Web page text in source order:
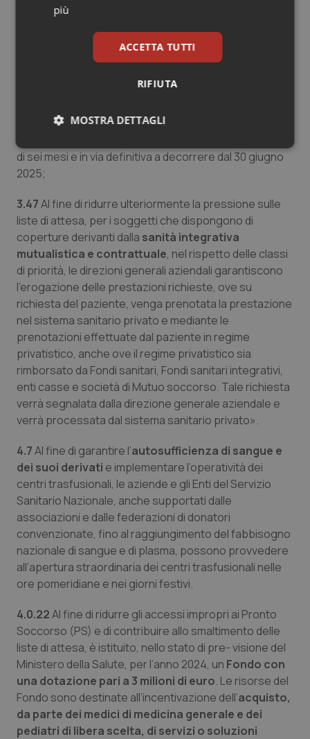
indicazioni cliniche attraverso l’utilizzo della
l’aggiornamento delle Linee guida del Ministero della
salute entro il 31 dicembre 2024).
Appropriatezza nell’accesso alle prestazioni con
CM nella prescrizione delle prestazioni ambulatoriali,
di sei mesi e in via definitiva a decorrere dal 30 giugno
2025;
3.47Al fine di ridurre ulteriormente la pressione sulle
liste di attesa, per i soggetti che dispongono di
coperture derivanti dalla sanità integrativa
mutualistica e contrattuale, nel rispetto delle classi
di priorità, le direzioni generali aziendali garantiscono
l’erogazione delle prestazioni richieste, ove su
richiesta del paziente, venga prenotata la prestazione
nel sistema sanitario privato e mediante le
prenotazioni effettuate dal paziente in regime
privatistico, anche ove il regime privatistico sia
rimborsato da Fondi sanitari, Fondi sanitari integrativi,
enti casse e società di Mutuo soccorso. Tale richiesta
verrà segnalata dalla direzione generale aziendale e
verrà processata dal sistema sanitario privato».
4.7Al fine di garantire l’autosufficienza di sangue e
dei suoi derivati e implementare l’operatività dei
centri trasfusionali, le aziende e gli Enti del Servizio
Sanitario Nazionale, anche supportati dalle
associazioni e dalle federazioni di donatori
convenzionate, fino al raggiungimento del fabbisogno
nazionale di sangue e di plasma, possono provvedere
all’apertura straordinaria dei centri trasfusionali nelle
ore pomeridiane e nei giorni festivi.
4.0.22Al fine di ridurre gli accessi impropri ai Pronto
Soccorso (PS) e di contribuire allo smaltimento delle
liste di attesa, è istituito, nello stato di pre- visione del
Ministero della Salute, per l’anno 2024, un Fondo con
una dotazione pari a 3 milioni di euro. Le risorse del
Fondo sono destinate all’incentivazione dell’acquisto,
da parte dei medici di medicina generale e dei
pediatri di libera scelta, di servizi o soluzioni
più
ACCETTA TUTTI
RIFIUTA
MOSTRA DETTAGLI
Necessari Statistici Marketing
Necessari Statistici Marketing
I cookie necessari contribuiscono a rendere fruibile il
sito web abilitandone funzionalità di base quali la
navigazione sulle pagine e l'accesso alle aree
protette del sito. Il sito web non è in grado di
funzionare correttamente senza questi cookie.
Nome
Fornitore/Dominio
VISITOR_PRIVACY_METADATA
YouTube
.youtube.com
CookieScriptConsent
CookieScript